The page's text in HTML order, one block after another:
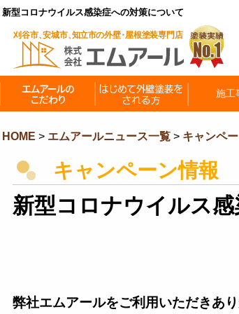
新型コロナウイルス感染症への対策について
HOME > エムアールニュース一覧 > キャンペ
キャンペーン情報
新型コロナウイルス
弊社エムアールをご利用いただきあり